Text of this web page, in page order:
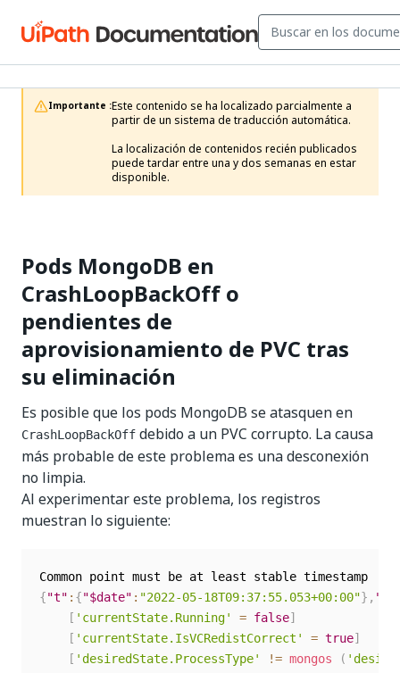
Importante :Este contenido se ha localizado parcialmente a
partir de un sistema de traducción automática.
La localización de contenidos recién publicados
puede tardar entre una y dos semanas en estar
disponible.
Pods MongoDB en
CrashLoopBackOff o
pendientes de
aprovisionamiento de PVC tras
su eliminación
Es posible que los pods MongoDB se atasquen en
CrashLoopBackOff debido a un PVC corrupto. La causa
más probable de este problema es una desconexión
no limpia.
Al experimentar este problema, los registros
muestran lo siguiente:
{"t" : {"$date" : "2022-05-18T09:37:55.053+00:00"} , "s"
[ 'currentState.Running' = false]
[ 'currentState.IsVCRedistCorrect' = true]
[ 'desiredState.ProcessType' != mongos (